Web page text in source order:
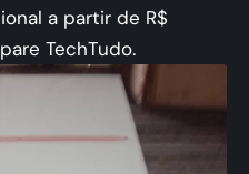
a partir de R$
TechTudo.